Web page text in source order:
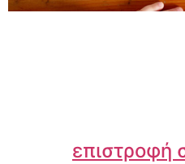
επιστροφή